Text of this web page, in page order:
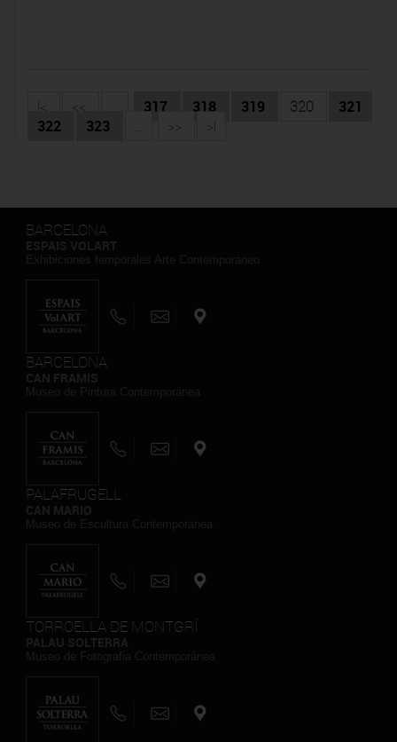
|< << 317 318 319 320
321
322
323 ... >> >|
BARCELONA
BARCELONA
PALAFRUGELL
TORROELLA DE MONTGRÍ